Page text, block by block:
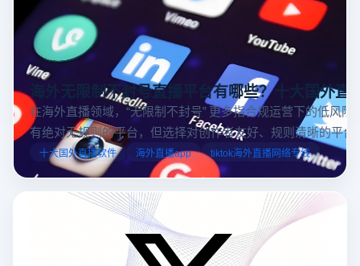
海外无限制不封号直播平台有哪些？十大国外直
在海外直播领域，“无限制不封号” 更多指合规运营下的低风
有绝对无规则的平台，但选择对创作者友好、规则清晰的平台
业工具规避风险，能显著降低封号概率。以下推荐十大国外
台，并结合云登多开浏览器的功能，详解如何安全高效运营。
十大国外直播软件 海外直播app tiktok海外直播网络专线